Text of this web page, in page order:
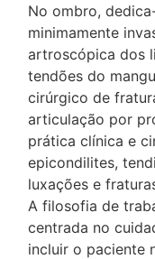
No ombro,
minimamente
artroscópica dos
tendões do
cirúrgico de
articulação por
prática clínica e
epicondilites,
luxações e
A filosofia de
centrada no
incluir o paciente